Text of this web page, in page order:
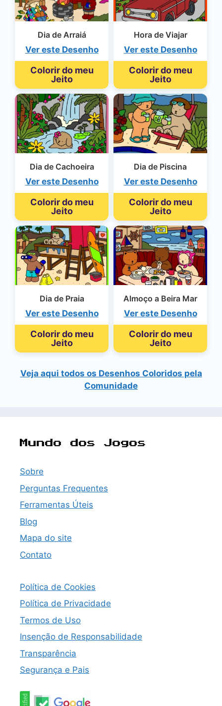
Dia de Arraiá
Ver este Desenho
Colorir do meu
Jeito
Hora de Viajar
Ver este Desenho
Colorir do meu
Jeito
Dia de Cachoeira
Ver este Desenho
Colorir do meu
Jeito
Dia de Piscina
Ver este Desenho
Colorir do meu
Jeito
Dia de Praia
Ver este Desenho
Colorir do meu
Jeito
Almoço a Beira Mar
Ver este Desenho
Colorir do meu
Jeito
Veja aqui todos os Desenhos Coloridos pela
Comunidade
Mundo dos Jogos
Sobre
Perguntas Frequentes
Ferramentas Úteis
Blog
Mapa do site
Contato
Política de Cookies
Política de Privacidade
Termos de Uso
Insenção de Responsabilidade
Transparência
Segurança e Pais